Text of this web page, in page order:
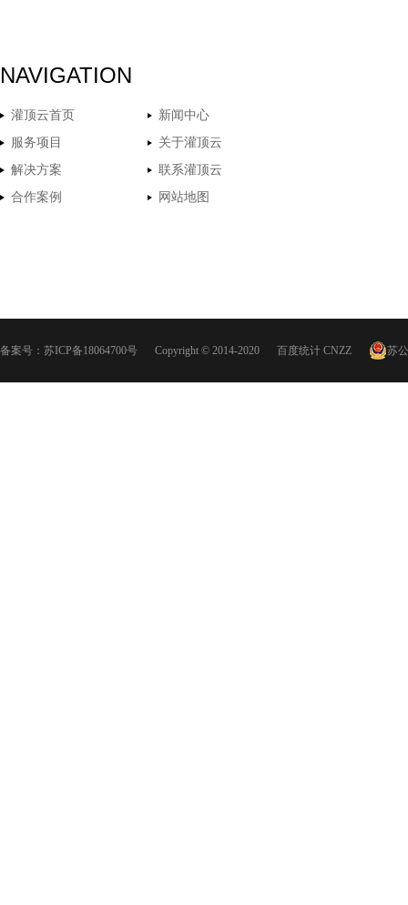
NAVIGATION
灌顶云首页
新闻中心
服务项目
关于灌顶云
解决方案
联系灌顶云
合作案例
网站地图
备案号： 苏ICP备18064700号 Copyright © 2014-2020 百度统计 CNZZ 苏